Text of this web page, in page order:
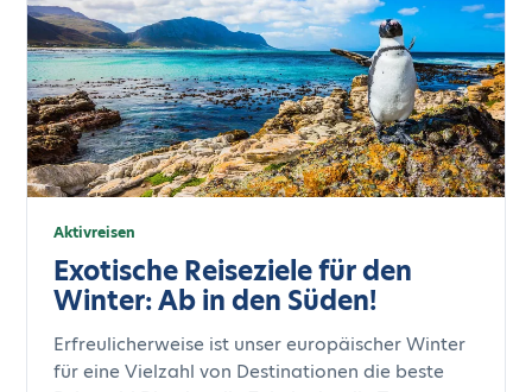
Aktivreisen
Exotische Reiseziele für den
Winter: Ab in den Süden!
Erfreulicherweise ist unser europäischer Winter
für eine Vielzahl von Destinationen die beste